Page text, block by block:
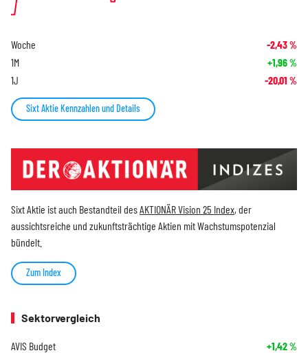
Woche -2,43%
1M +1,96%
1J -20,01 %
Sixt Aktie Kennzahlen und Details
Sixt Aktie ist auch Bestandteil desAKTIONÄR Vision 25 Index, der
aussichtsreiche und zukunftsträchtige Aktien mit Wachstumspotenzial
bündelt.
Zum Index
Sektorvergleich
AVIS Budget +1,42%